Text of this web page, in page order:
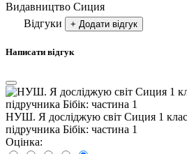
Видавництво Сиция
Відгуки
+ Додати відгук
Написати відгук
НУШ. Я досліджую світ Сиция 1
підручника Бібік: частина 1
Оцінка: